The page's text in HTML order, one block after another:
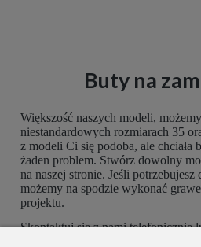
Buty na
Większość naszych modeli,
niestandardowych rozmiarach 35
z modeli Ci się podoba, ale chciała
żaden problem. Stwórz dowolny
na naszej stronie. Jeśli
możemy na spodzie wykonać
projektu.
Skontaktuj się z nami telefonicznie